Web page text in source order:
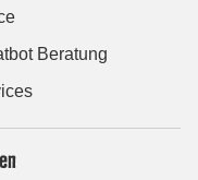
Beratung